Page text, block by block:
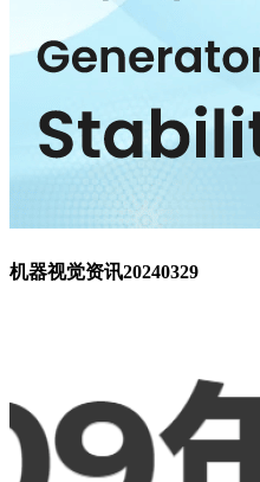
机器视觉资讯20240329